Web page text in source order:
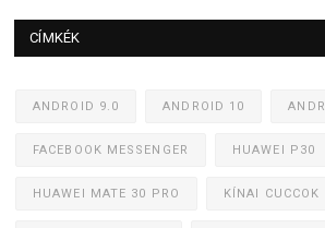
CÍMKÉK
ANDROID 9.0 ANDROID 10
FACEBOOK MESSENGER HUAWEI P30
HUAWEI MATE 30 PRO KÍNAI CUCCOK